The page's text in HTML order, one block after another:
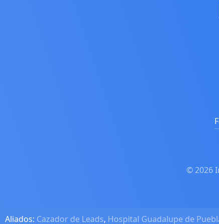
© 2026
Aliados: Cazador de Leads, Hospital Guadalupe de